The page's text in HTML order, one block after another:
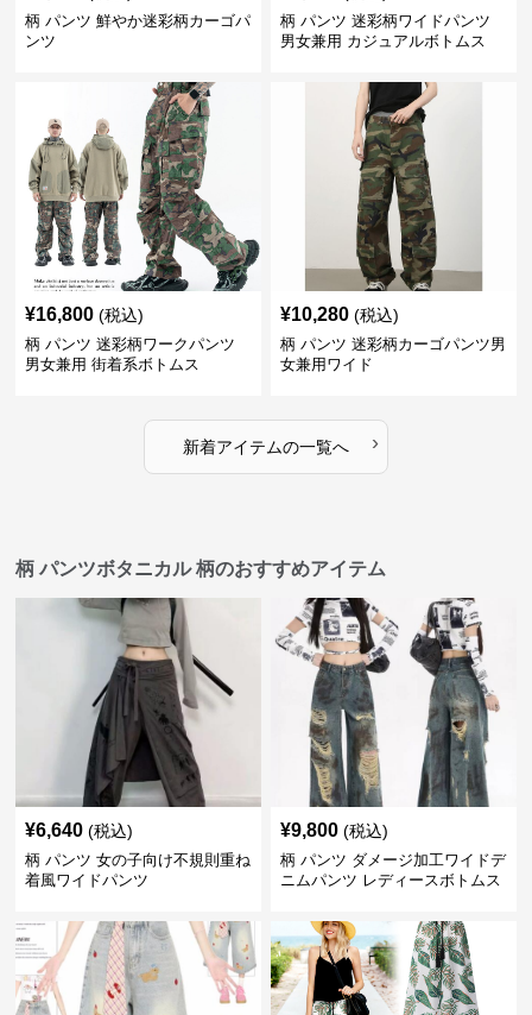
柄 パンツ 鮮やか迷彩柄カーゴパ
ンツ
柄 パンツ 迷彩柄ワイドパンツ
男女兼用 カジュアルボトムス
¥16,800 (税込)
柄 パンツ 迷彩柄ワークパンツ
男女兼用 街着系ボトムス
¥10,280 (税込)
柄 パンツ 迷彩柄カーゴパンツ男
女兼用ワイド
新着アイテムの一覧へ ›
柄 パンツボタニカル 柄のおすすめアイテム
¥6,640 (税込)
柄 パンツ 女の子向け不規則重ね
着風ワイドパンツ
¥9,800 (税込)
柄 パンツ ダメージ加工ワイドデ
ニムパンツ レディースボトムス